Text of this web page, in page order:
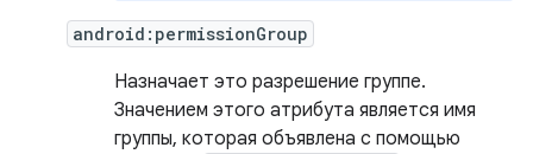
android:permissionGroup
Назначает это разрешение группе.
Значением этого атрибута является имя
группы, которая объявлена ​​с помощью